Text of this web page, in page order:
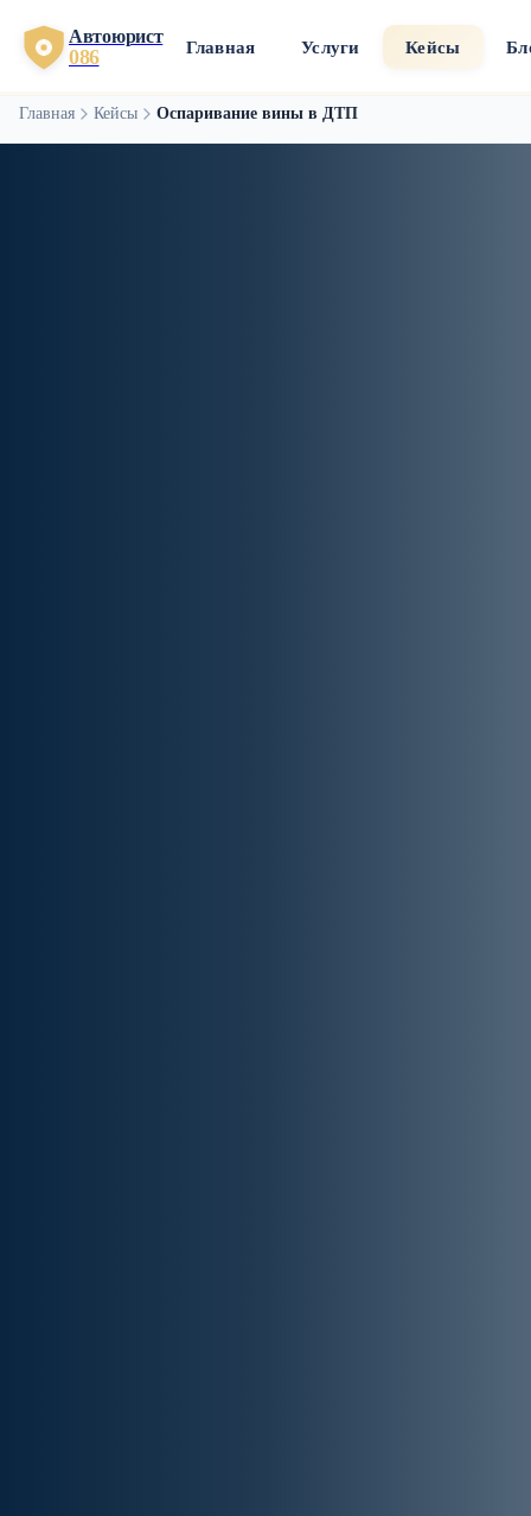
Автоюрист
086 Главная Услуги Кейсы
Главная Кейсы Оспаривание вины в ДТП